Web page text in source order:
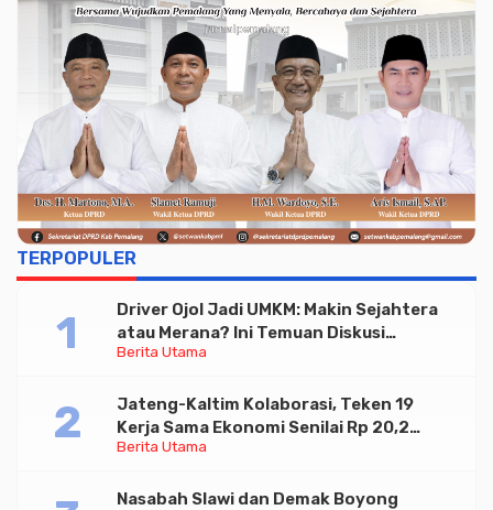
TERPOPULER
Berita Utama
Driver Ojol Jadi UMKM: Makin Sejahtera
atau Merana? Ini Temuan Diskusi
Paramadina
Berita Utama
Jateng-Kaltim Kolaborasi, Teken 19
Kerja Sama Ekonomi Senilai Rp 20,2
Triliun
Nasabah Slawi dan Demak Boyong